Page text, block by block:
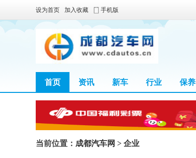
设为首页 加入收藏 手机版
首页 资讯 新车 行业 保养
当前位置： 成都汽车网 > 企业